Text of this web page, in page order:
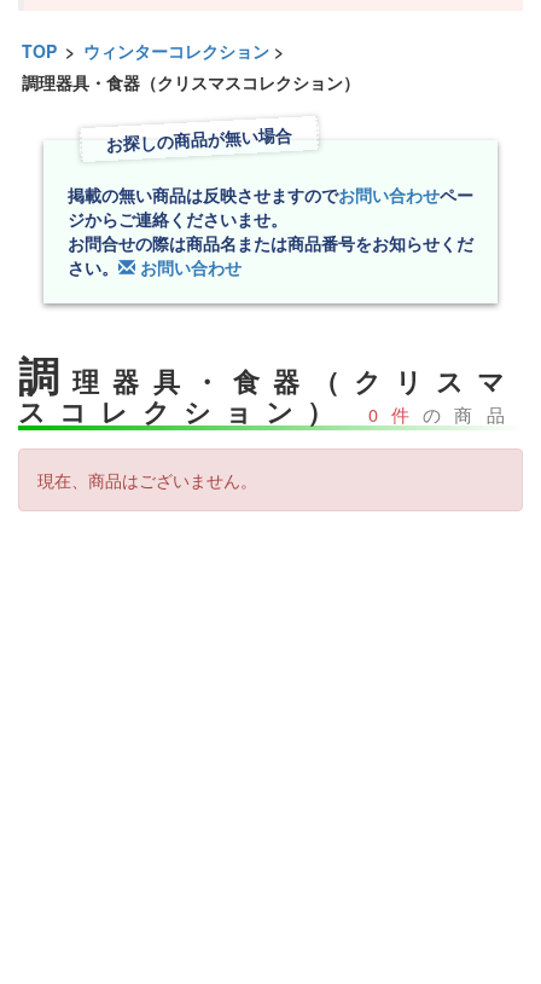
TOP > ウィンターコレクション >
調理器具・食器（クリスマスコレクション）
お探しの商品が無い場合
掲載の無い商品は反映させますのでお問い合わせペー
ジからご連絡くださいませ。
お問合せの際は商品名または商品番号をお知らせくだ
さい。
お問い合わせ
調理器具・食器（クリスマ
スコレクション） 0件の商品
現在、商品はございません。